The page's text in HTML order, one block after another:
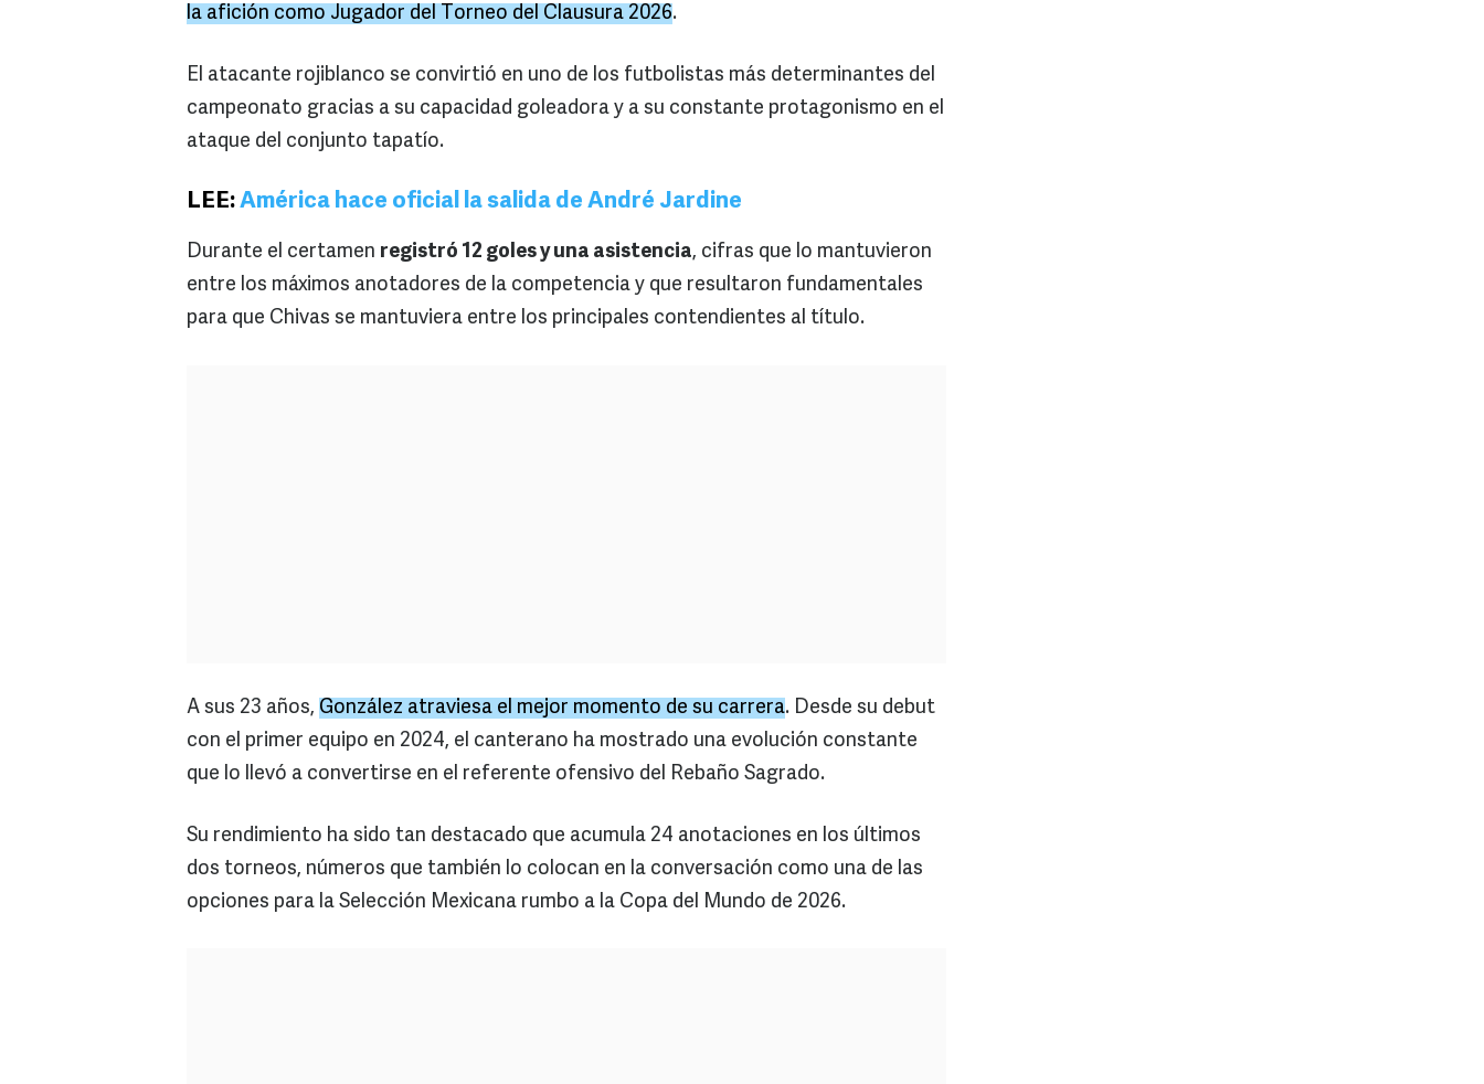
la afición como Jugador del Torneo del Clausura 2026.
El atacante rojiblanco se convirtió en uno de los futbolistas más determinantes del
campeonato gracias a su capacidad goleadora y a su constante protagonismo en el
ataque del conjunto tapatío.
LEE:América hace oficial la salida de André Jardine
Durante el certamen registró 12 goles y una asistencia, cifras que lo mantuvieron
entre los máximos anotadores de la competencia y que resultaron fundamentales
para que Chivas se mantuviera entre los principales contendientes al título.
A sus 23 años, González atraviesa el mejor momento de su carrera. Desde su debut
con el primer equipo en 2024, el canterano ha mostrado una evolución constante
que lo llevó a convertirse en el referente ofensivo del Rebaño Sagrado.
Su rendimiento ha sido tan destacado que acumula 24 anotaciones en los últimos
dos torneos, números que también lo colocan en la conversación como una de las
opciones para la Selección Mexicana rumbo a la Copa del Mundo de 2026.